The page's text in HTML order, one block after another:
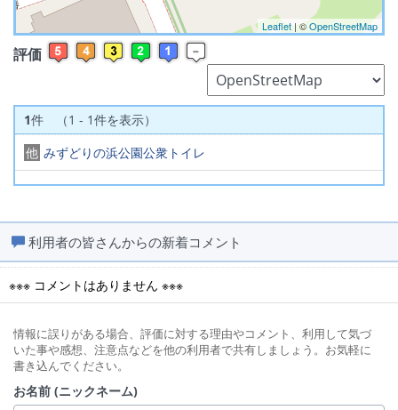
Leaflet | ©OpenStreetMap
評価
1件 （1 - 1件を表示）
他 みずどりの浜公園公衆トイレ
利用者の皆さんからの新着コメント
※※※ コメントはありません ※※※
情報に誤りがある場合、評価に対する理由やコメント、利用して気づ
いた事や感想、注意点などを他の利用者で共有しましょう。お気軽に
書き込んでください。
お名前 (ニックネーム)